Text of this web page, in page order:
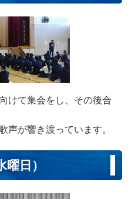
けて集会をし、その後合
声が響き渡っています。
日）